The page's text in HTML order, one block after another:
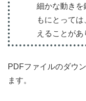
細かな動きを
もにとって
えることがあ
PDFファイルのダウ
ます。